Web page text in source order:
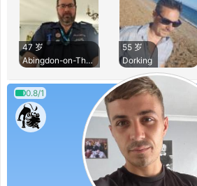
47 岁
Abingdon-on-Thames
55 岁
Dorking
0.8/1